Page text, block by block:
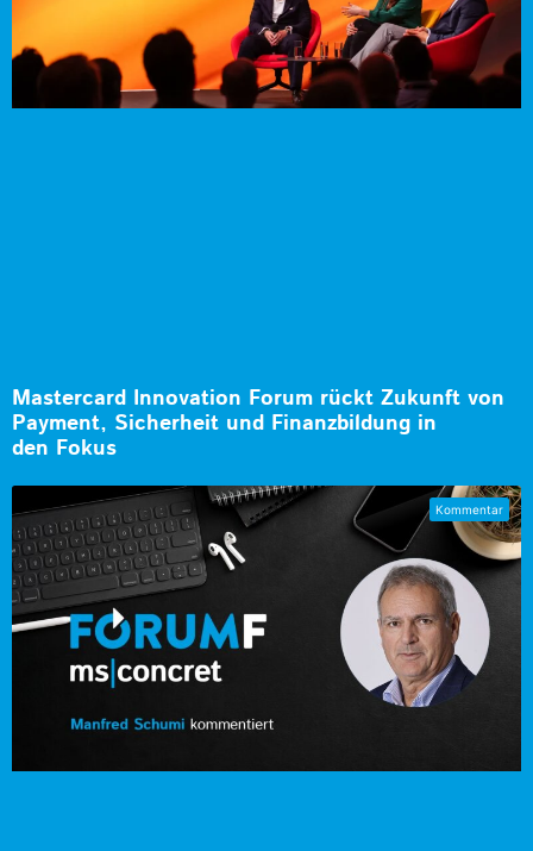
Mastercard Innovation Forum rückt Zukunft von
Payment, Sicherheit und Finanzbildung in
den Fokus